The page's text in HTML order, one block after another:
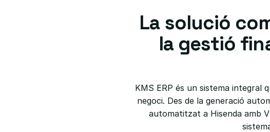
La solució
la gestió
KMS ERP és un sistema
negoci. Des de la generació
automatitzat a Hisenda amb